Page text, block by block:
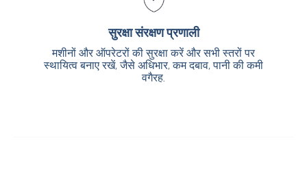
सुरक्षा संरक्षण प्रणाली
मशीनों और ऑपरेटरों की सुरक्षा करें और सभी स्तरों पर
स्थायित्व बनाए रखें, जैसे अधिभार, कम दबाव, पानी की कमी
वगैरह.
सुरक्षा संरक्षण प्रणाली
मशीनों और ऑपरेटरों की सुरक्षा करें और सभी स्तरों पर
स्थायित्व बनाए रखें, जैसे अधिभार, कम दबाव, पानी की कमी
वगैरह.